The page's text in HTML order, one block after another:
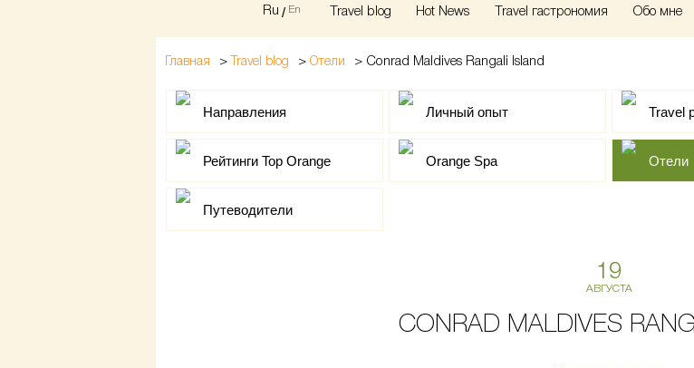
Ru / En Travel blog Hot News Travel гастрономия Обо мне
Главная > Travel blog > Отели > Conrad Maldives Rangali Island
Направления Личный опыт Travel
Рейтинги Top Orange Orange Spa Отели
Путеводители
19
АВГУСТА
CONRAD MALDIVES